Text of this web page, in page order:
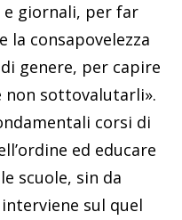
e giornali, per far
la consapovelezza
genere, per capire
non sottovalutarli».
corsi di
ed educare
scuole, sin da
sul quel